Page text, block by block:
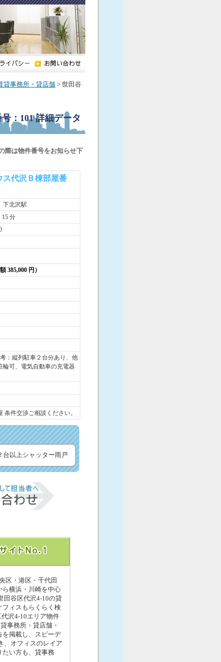
貸事務所・貸店舗 > 世田谷
：101詳細データ
際は物件番号をお知らせ下
ス代沢Ｂ棟部屋番
北沢駅
15 分
385,000 円）
：縦列駐車２台分あり、他
輪可、電気自動車の充電器
条件交渉ご相談ください。
台以上シャッター雨戸
区・港区・千代田
ら横浜・川崎を中心
田谷区代沢4-10の貸
フィスもらくらく検
沢4-10エリア物件
事務所・貸店舗・
を掲載し、スピーデ
、オフィスのレイア
たい方も、貸事務